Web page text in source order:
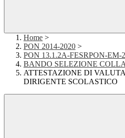
Home >
PON 2014-2020 >
PON 13.1.2A-FESRPON-EM-
BANDO SELEZIONE
ATTESTAZIONE DI
DIRIGENTE SCOLASTICO